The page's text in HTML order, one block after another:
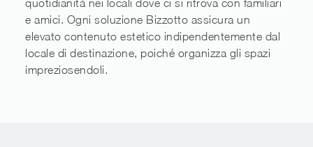
quotidianità nei locali dove ci si ritrova con familiari
e amici. Ogni soluzione Bizzotto assicura un
elevato contenuto estetico indipendentemente dal
locale di destinazione, poiché organizza gli spazi
impreziosendoli.